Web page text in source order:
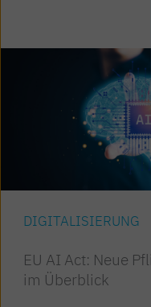
DIGITALISIERUNG
EU AI Act: Neue
im Überblick